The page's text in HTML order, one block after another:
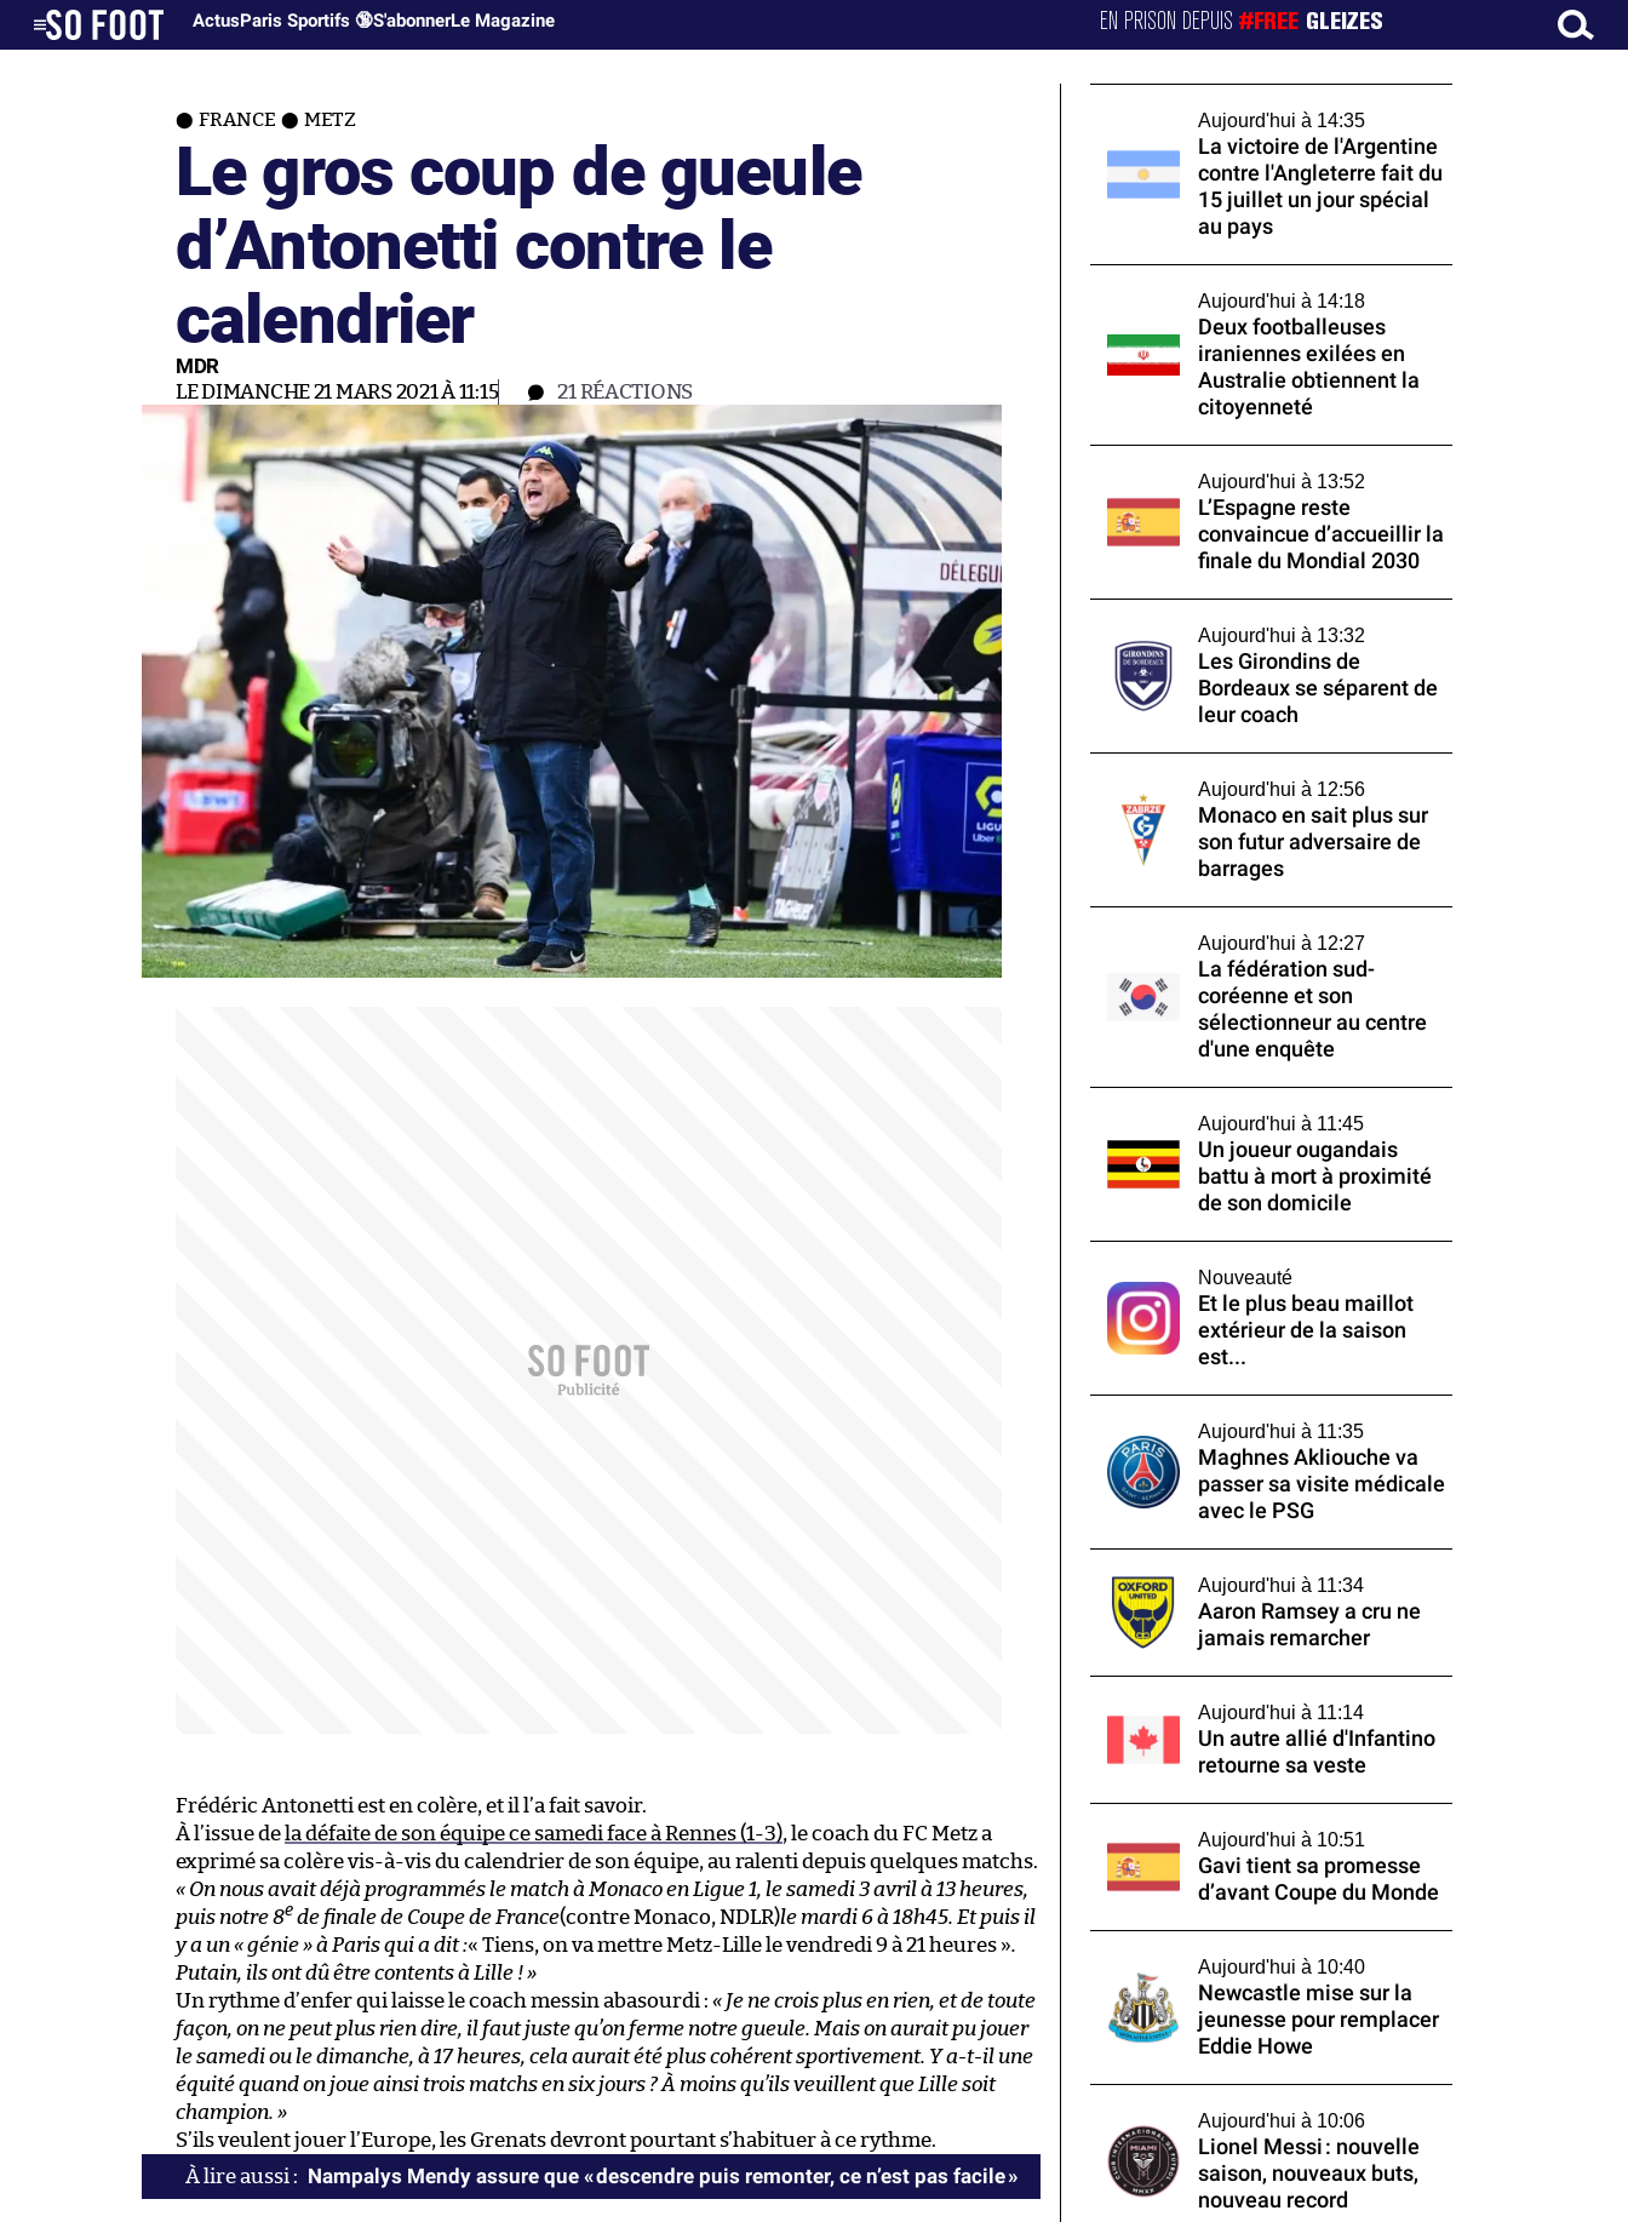
ActusParis Sportifs 🔞S'abonnerLe Magazine EN PRISON DEPUIS#FREE GLEIZES
FRANCE METZ
Le gros coup de gueule
d’Antonetti contre le
calendrier
MDR
LE DIMANCHE 21 MARS 2021 À 11:15 21 RÉACTIONS
Frédéric Antonetti est en colère, et il l’a fait savoir.
À l’issue de la défaite de son équipe ce samedi face à Rennes (1-3), le coach du FC Metz a
exprimé sa colère vis-à-vis du calendrier de son équipe, au ralenti depuis quelques matchs.
« On nous avait déjà programmés le match à Monaco en Ligue 1, le samedi 3 avril à 13 heures,
puis notre 8e de finale de Coupe de France(contre Monaco, NDLR)le mardi 6 à 18h45. Et puis il
y a un « génie » à Paris qui a dit :« Tiens, on va mettre Metz-Lille le vendredi 9 à 21 heures ».
Putain, ils ont dû être contents à Lille ! »
Un rythme d’enfer qui laisse le coach messin abasourdi : « Je ne crois plus en rien, et de toute
façon, on ne peut plus rien dire, il faut juste qu’on ferme notre gueule. Mais on aurait pu jouer
le samedi ou le dimanche, à 17 heures, cela aurait été plus cohérent sportivement. Y a-t-il une
équité quand on joue ainsi trois matchs en six jours ? À moins qu’ils veuillent que Lille soit
champion. »
S’ils veulent jouer l’Europe, les Grenats devront pourtant s’habituer à ce rythme.
Nampalys Mendy assure que « descendre puis remonter, ce n’est pas facile »
Aujourd'hui à 14:35
La victoire de l'Argentine
contre l'Angleterre fait du
15 juillet un jour spécial
au pays
Aujourd'hui à 14:18
Deux footballeuses
iraniennes exilées en
Australie obtiennent la
citoyenneté
Aujourd'hui à 13:52
L’Espagne reste
convaincue d’accueillir la
finale du Mondial 2030
Aujourd'hui à 13:32
Les Girondins de
Bordeaux se séparent de
leur coach
Aujourd'hui à 12:56
Monaco en sait plus sur
son futur adversaire de
barrages
Aujourd'hui à 12:27
La fédération sud-
coréenne et son
sélectionneur au centre
d'une enquête
Aujourd'hui à 11:45
Un joueur ougandais
battu à mort à proximité
de son domicile
Nouveauté
Et le plus beau maillot
extérieur de la saison
est...
Aujourd'hui à 11:35
Maghnes Akliouche va
passer sa visite médicale
avec le PSG
Aujourd'hui à 11:34
Aaron Ramsey a cru ne
jamais remarcher
Aujourd'hui à 11:14
Un autre allié d'Infantino
retourne sa veste
Aujourd'hui à 10:51
Gavi tient sa promesse
d’avant Coupe du Monde
Aujourd'hui à 10:40
Newcastle mise sur la
jeunesse pour remplacer
Eddie Howe
Aujourd'hui à 10:06
Lionel Messi : nouvelle
saison, nouveaux buts,
nouveau record